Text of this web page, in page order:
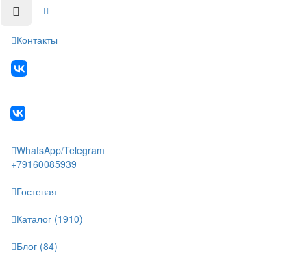
Контакты
WhatsApp/Telegram
+79160085939
Гостевая
Каталог (1910)
Блог (84)